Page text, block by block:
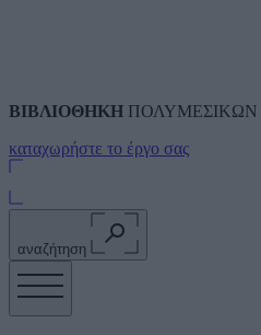
ΒΙΒΛΙΟΘΗΚΗ ΠΟΛΥΜΕΣΙΚΩΝ
καταχωρήστε το έργο σας
αναζήτηση